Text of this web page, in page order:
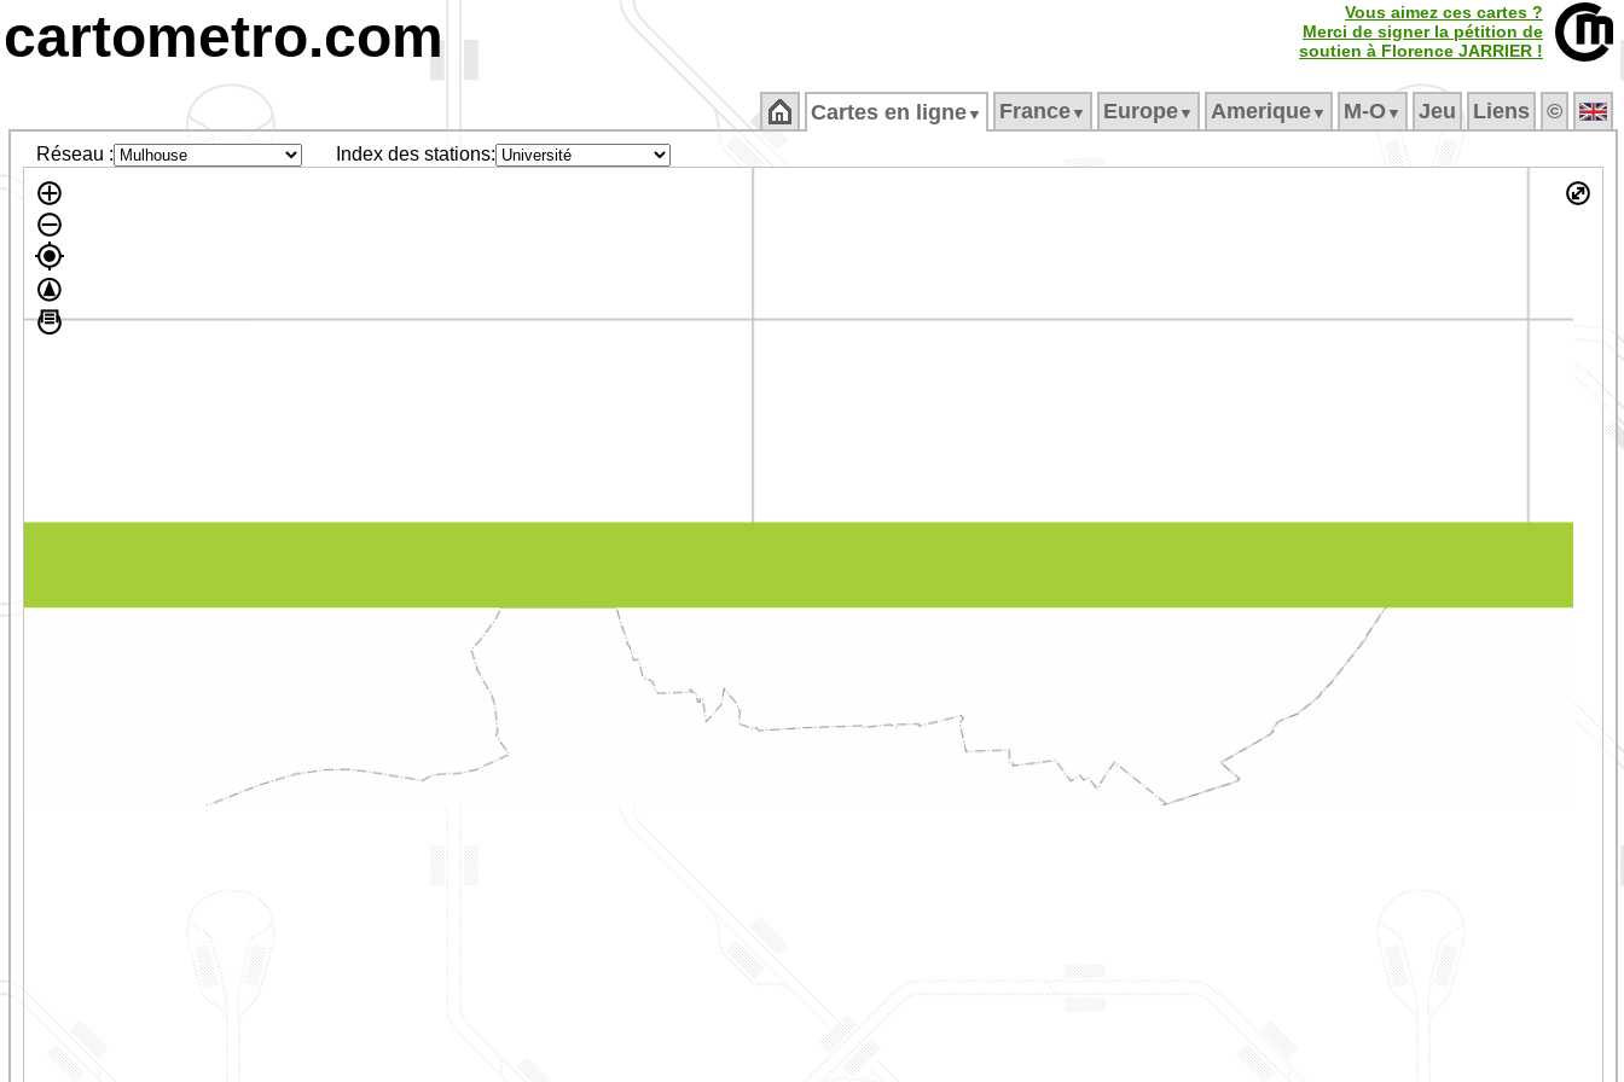
cartometro.com
Vous aimez ces cartes ?
Merci de signer la pétition de
soutien à Florence JARRIER !
Cartes en ligne ▼ France ▼ Europe ▼ Amerique ▼ M‑O ▼ Jeu Liens ©
Réseau : Index des stations: